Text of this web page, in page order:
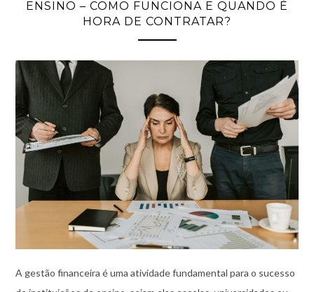
ENSINO – COMO FUNCIONA E QUANDO É
HORA DE CONTRATAR?
A gestão financeira é uma atividade fundamental para o sucesso